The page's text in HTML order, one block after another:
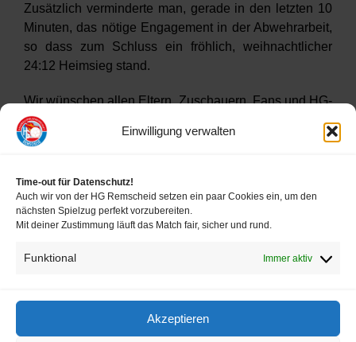
Einwilligung verwalten
Time-out für Datenschutz!
Auch wir von der HG Remscheid setzen ein paar Cookies ein, um den
nächsten Spielzug perfekt vorzubereiten.
Mit deiner Zustimmung läuft das Match fair, sicher und rund.
Funktional Immer aktiv
Akzeptieren
Zusätzlich verminderte man, gerade in den letzten 10
Minuten, das nötige Engagement in der Abwehrarbeit,
so dass zum Schluss ein fröhlich, weihnachtlicher
24:12 Heimsieg stand.
Wir wünschen allen Eltern, Zuschauern, Fans und HG-
Ultras ein schönes Weihnachtsfest und einen
bewegten Start in 2026.
Impressum